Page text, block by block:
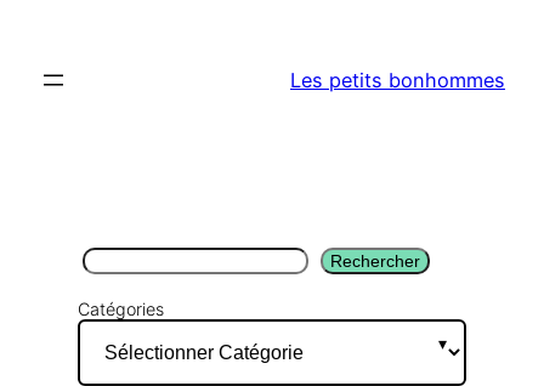
contenu
Les petits bonhommes
Rechercher Rechercher
Catégories